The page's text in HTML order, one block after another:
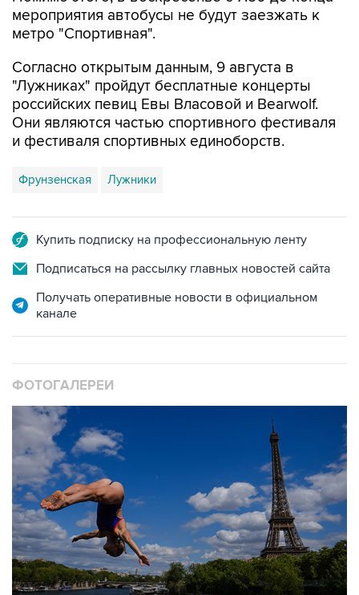
мероприятия автобусы не будут заезжать к
метро "Спортивная".
Согласно открытым данным, 9 августа в
"Лужниках" пройдут бесплатные концерты
российских певиц Евы Власовой и Bearwolf.
Они являются частью спортивного фестиваля
и фестиваля спортивных единоборств.
Фрунзенская Лужники
Купить подписку на профессиональную ленту
Подписаться на рассылку главных новостей сайта
Получать оперативные новости в официальном
канале
ФОТОГАЛЕРЕИ